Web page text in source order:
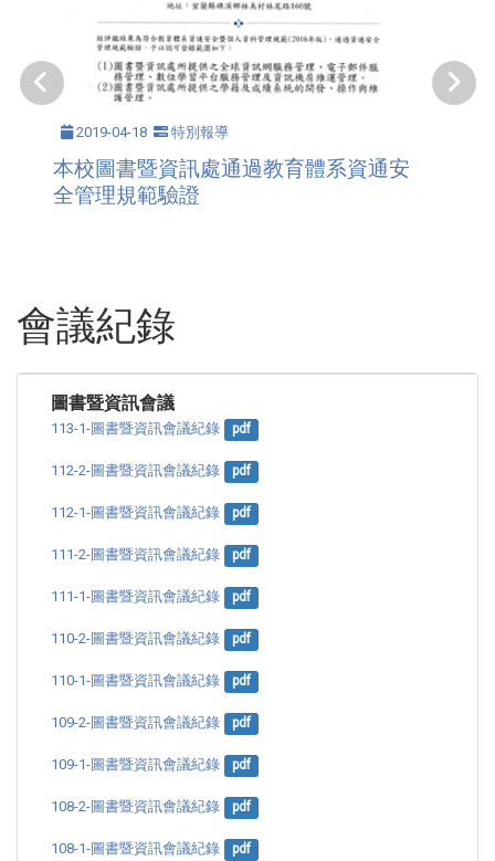
2019-04-18 特別報導
本校圖書暨資訊處通過教育體系資通安
全管理規範驗證
會議紀錄
圖書暨資訊會議
113-1-圖書暨資訊會議紀錄 pdf
112-2-圖書暨資訊會議紀錄 pdf
112-1-圖書暨資訊會議紀錄 pdf
111-2-圖書暨資訊會議紀錄 pdf
111-1-圖書暨資訊會議紀錄 pdf
110-2-圖書暨資訊會議紀錄 pdf
110-1-圖書暨資訊會議紀錄 pdf
109-2-圖書暨資訊會議紀錄 pdf
109-1-圖書暨資訊會議紀錄 pdf
108-2-圖書暨資訊會議紀錄 pdf
108-1-圖書暨資訊會議紀錄 pdf